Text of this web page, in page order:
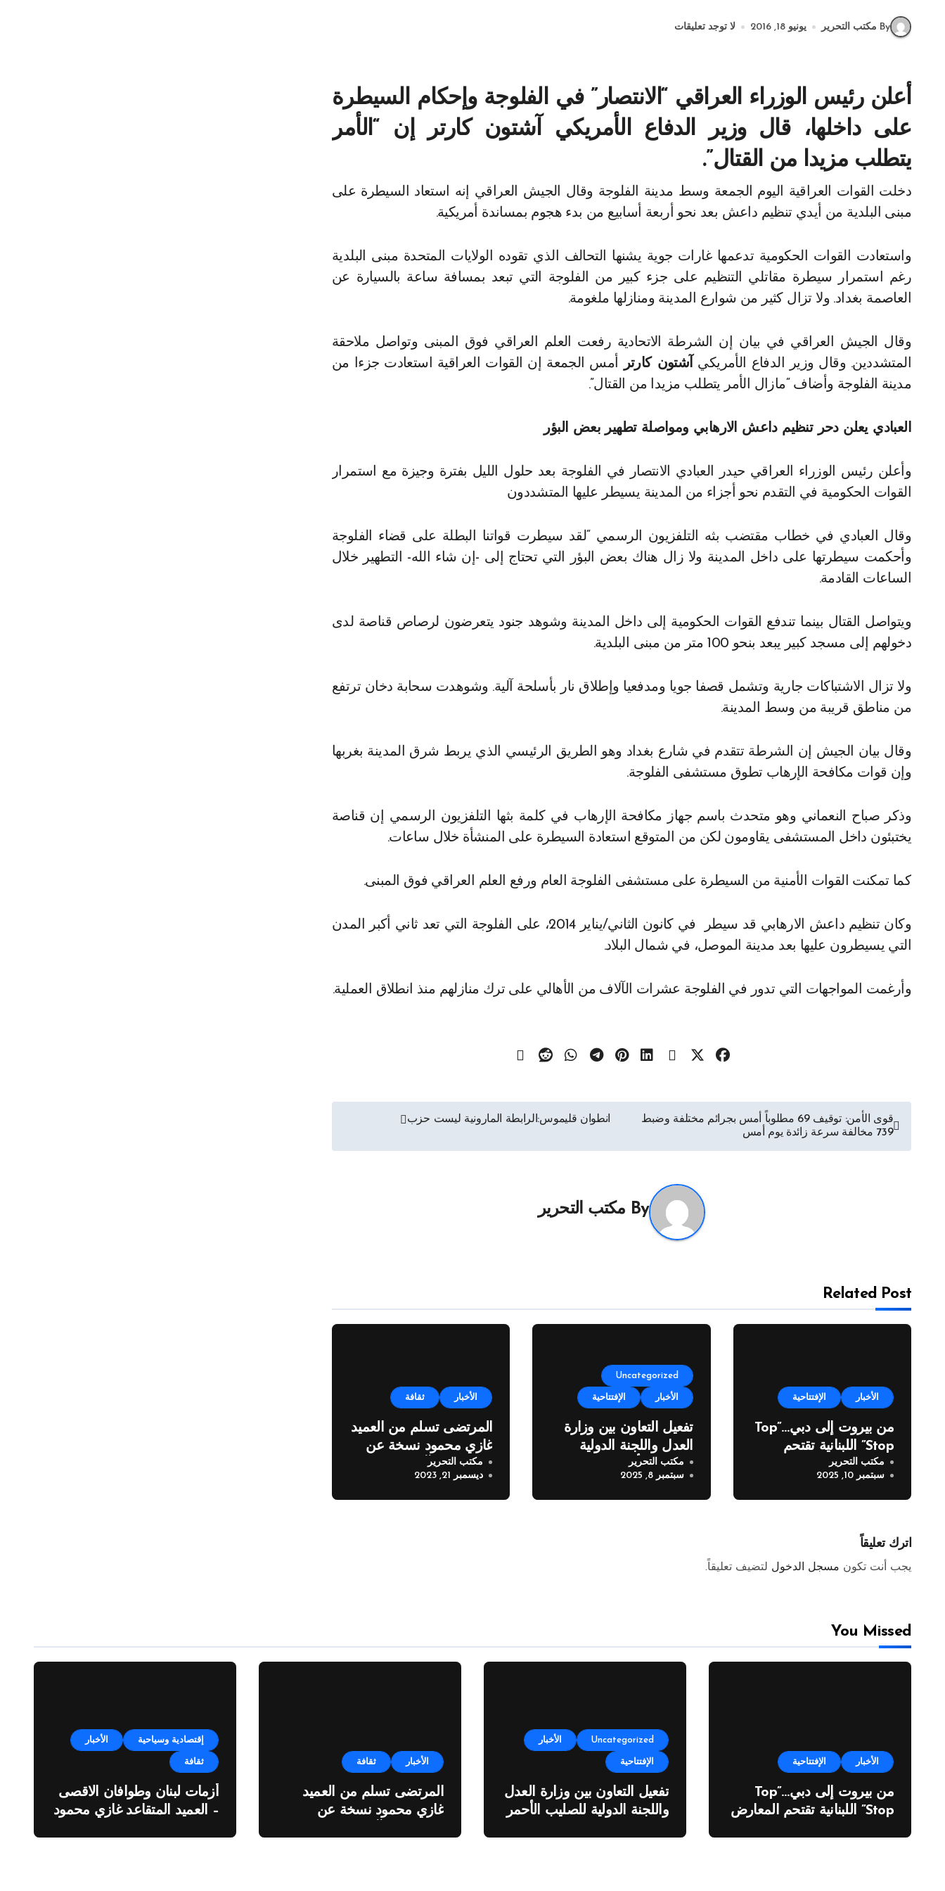
By مكتب التحرير يونيو 18, 2016 لا توجد تعليقات
أعلن رئيس الوزراء العراقي “الانتصار” في الفلوجة وإحكام السيطرة
على داخلها، قال وزير الدفاع الأمريكي آشتون كارتر إن “الأمر
يتطلب مزيدا من القتال”.
دخلت القوات العراقية اليوم الجمعة وسط مدينة الفلوجة وقال الجيش العراقي إنه استعاد السيطرة على
مبنى البلدية من أيدي تنظيم داعش بعد نحو أربعة أسابيع من بدء هجوم بمساندة أمريكية.
واستعادت القوات الحكومية تدعمها غارات جوية يشنها التحالف الذي تقوده الولايات المتحدة مبنى البلدية
رغم استمرار سيطرة مقاتلي التنظيم على جزء كبير من الفلوجة التي تبعد بمسافة ساعة بالسيارة عن
العاصمة بغداد. ولا تزال كثير من شوارع المدينة ومنازلها ملغومة.
وقال الجيش العراقي في بيان إن الشرطة الاتحادية رفعت العلم العراقي فوق المبنى وتواصل ملاحقة
المتشددين. وقال وزير الدفاع الأمريكي آشتون كارتر
أمس الجمعة إن القوات العراقية استعادت جزءا من
مدينة الفلوجة وأضاف “مازال الأمر يتطلب مزيدا من القتال”.
العبادي يعلن دحر تنظيم داعش الارهابي ومواصلة تطهير بعض البؤر
وأعلن رئيس الوزراء العراقي حيدر العبادي الانتصار في الفلوجة بعد حلول الليل بفترة وجيزة مع استمرار
القوات الحكومية في التقدم نحو أجزاء من المدينة يسيطر عليها المتشددون
وقال العبادي في خطاب مقتضب بثه التلفزيون الرسمي “لقد سيطرت قواتنا البطلة على قضاء الفلوجة
وأحكمت سيطرتها على داخل المدينة ولا زال هناك بعض البؤر التي تحتاج إلى -إن شاء الله- التطهير خلال
الساعات القادمة.
ويتواصل القتال بينما تندفع القوات الحكومية إلى داخل المدينة وشوهد جنود يتعرضون لرصاص قناصة لدى
دخولهم إلى مسجد كبير يبعد بنحو 100 متر من مبنى البلدية.
ولا تزال الاشتباكات جارية وتشمل قصفا جويا ومدفعيا وإطلاق نار بأسلحة آلية. وشوهدت سحابة دخان ترتفع
من مناطق قريبة من وسط المدينة.
وقال بيان الجيش إن الشرطة تتقدم في شارع بغداد وهو الطريق الرئيسي الذي يربط شرق المدينة بغربها
وإن قوات مكافحة الإرهاب تطوق مستشفى الفلوجة.
وذكر صباح النعماني وهو متحدث باسم جهاز مكافحة الإرهاب في كلمة بثها التلفزيون الرسمي إن قناصة
يختبئون داخل المستشفى يقاومون لكن من المتوقع استعادة السيطرة على المنشأة خلال ساعات.
كما تمكنت القوات الأمنية من السيطرة على مستشفى الفلوجة العام ورفع العلم العراقي فوق المبنى.
وكان تنظيم داعش الارهابي قد سيطر في كانون الثاني/يناير 2014، على الفلوجة التي تعد ثاني أكبر المدن
التي يسيطرون عليها بعد مدينة الموصل، في شمال البلاد.
وأرغمت المواجهات التي تدور في الفلوجة عشرات الآلاف من الأهالي على ترك منازلهم منذ انطلاق العملية.
تصفّح
المقالات
قوى الأمن: توقيف 69 مطلوباً أمس بجرائم مختلفة وضبط
739 مخالفة سرعة زائدة يوم أمس
انطوان قليموس:الرابطة المارونية ليست حزب
By مكتب التحرير
Related Post
الأخبار الإفتتاحية
من بيروت إلى دبي…”Top
Stop” اللبنانية تقتحم
المعارض الدولية
مكتب التحرير
سبتمبر 10, 2025
Uncategorized
الأخبار الإفتتاحية
تفعيل التعاون بين وزارة
العدل واللجنة الدولية
للصليب الأحمر
مكتب التحرير
سبتمبر 8, 2025
الأخبار ثقافة
المرتضى تسلم من العميد
غازي محمود نسخة عن
اطروحته “الآفاق المالية
والاقتصادية للثروة
النفطية”
مكتب التحرير
ديسمبر 21, 2023
اترك تعليقاً
يجب أنت تكون مسجل الدخول لتضيف تعليقاً.
You Missed
الأخبار الإفتتاحية
من بيروت إلى دبي…”Top
Stop” اللبنانية تقتحم المعارض
Uncategorized الأخبار
الإفتتاحية
تفعيل التعاون بين وزارة العدل
واللجنة الدولية للصليب الأحمر
الأخبار ثقافة
المرتضى تسلم من العميد
غازي محمود نسخة عن
إقتصادية وسياحية الأخبار
ثقافة
أزمات لبنان وطوافان الاقصى
– العميد المتقاعد غازي محمود